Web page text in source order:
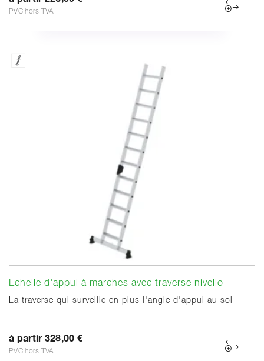
PVC hors TVA
Echelle d'appui à marches avec traverse nivello
La traverse qui surveille en plus l'angle d'appui au sol
à partir 328,00 €
PVC hors TVA